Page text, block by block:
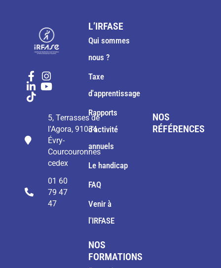
5, Terrasses de
l'Agora, 91034
Évry-
Courcouronnes
cedex
01 60
79 47
47
L’IRFASE
Qui sommes
nous ?
Taxe
d'apprentissage
Rapports
d'activité
annuels
Le handicap
FAQ
Venir à
l'IRFASE
NOS
FORMATIONS
NOS
RÉFÉRENCES